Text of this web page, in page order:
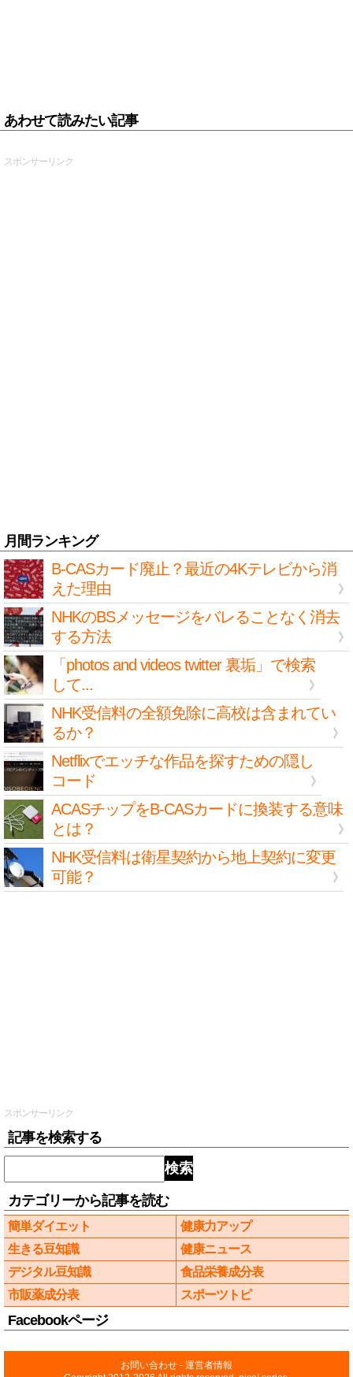
あわせて読みたい記事
スポンサーリンク
月間ランキング
B-CASカード廃止？最近の4Kテレビから消
えた理由
NHKのBSメッセージをバレることなく消去
する方法
「photos and videos twitter 裏垢」で検索
して...
NHK受信料の全額免除に高校は含まれてい
るか？
Netflixでエッチな作品を探すための隠し
コード
ACASチップをB-CASカードに換装する意味
とは？
NHK受信料は衛星契約から地上契約に変更
可能？
スポンサーリンク
記事を検索する
検索
カテゴリーから記事を読む
簡単ダイエット
健康力アップ
生きる豆知識
健康ニュース
デジタル豆知識
食品栄養成分表
市販薬成分表
スポーツトピ
Facebookページ
お問い合わせ - 運営者情報